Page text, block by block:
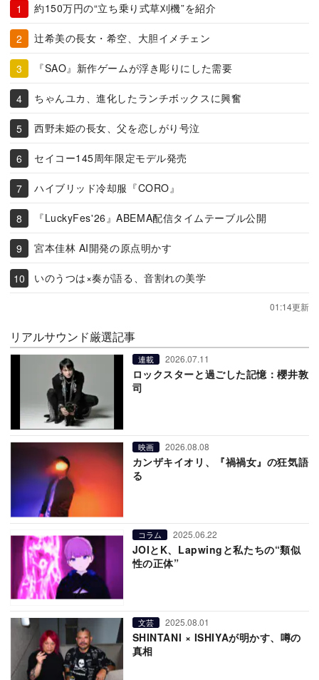
約150万円の“立ち乗り式草刈機”を紹介
辻希美の長女・希空、大胆イメチェン
『SAO』新作ゲームが浮き彫りにした需要
ちゃんユカ、進化したランチボックスに興奮
西野未姫の長女、父を恋しがり号泣
セイコー145周年限定モデル発売
ハイブリッド冷却服『CORO』
『LuckyFes'26』ABEMA配信タイムテーブル公開
宮本佳林 AI開発の原点明かす
いのうつは×奏が語る、音割れの美学
01:14更新
リアルサウンド厳選記事
連載 2026.07.11
ロックスターと過ごした記憶：櫻井敦
司
映画 2026.08.08
カンザキイオリ、『禍禍女』の狂気語
る
コラム 2025.06.22
JOIとK、Lapwingと私たちの“類似
性の正体”
文芸 2025.08.01
SHINTANI × ISHIYAが明かす、噂の
真相